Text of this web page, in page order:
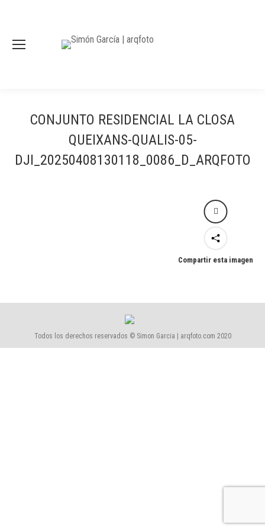
CONJUNTO RESIDENCIAL LA CLOSA
QUEIXANS-QUALIS-05-
DJI_20250408130118_0086_D_ARQFOTO
Compartir esta imagen
Todos los derechos reservados © Simon Garcia | arqfoto.com 2020